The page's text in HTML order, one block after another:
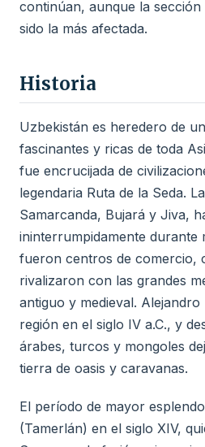
continúan, aunque la
sido la más afectada.
Historia
Uzbekistán es heredero de
fascinantes y ricas de toda
fue encrucijada de
legendaria Ruta de la Seda.
Samarcanda, Bujará y Jiva,
ininterrumpidamente durante
fueron centros de comercio,
rivalizaron con las grandes
antiguo y medieval.
región en el siglo IV a.C., y
árabes, turcos y mongoles
tierra de oasis y caravanas.
El período de mayor
(Tamerlán) en el siglo XIV,